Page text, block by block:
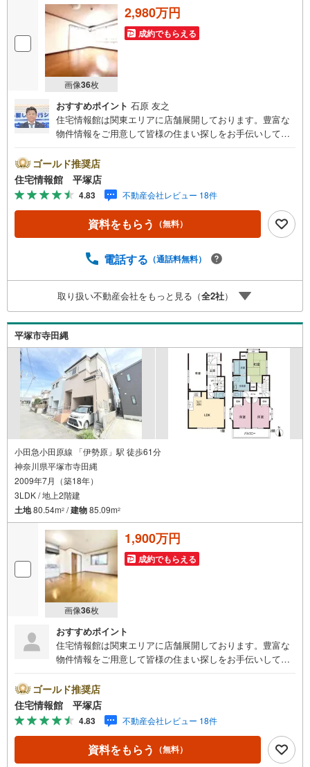
画像36枚
2,980万円
成約でもらえる
おすすめポイント 石原 友之
住宅情報館は関東エリアに店舗展開しております。豊富な
物件情報をご用意して皆様の住まい探しをお手伝いしてお
さい。住宅ローン相談会も同時開催中無理のない住宅ロー
ンの試算やご購入の際にかかる諸費用の概算も行っており
ます。しっかりとした資金計画のアドバイスをさせて頂き
ますので、お気軽にご相談ください。
ゴールド推奨店
住宅情報館 平塚店
4.83 不動産会社レビュー 18件
資料をもらう （無料）
電話する （通話料無料）
取り扱い不動産会社をもっと見る（全2社）
平塚市寺田縄
小田急小田原線 「伊勢原」駅 徒歩61分
神奈川県平塚市寺田縄
2009年7月（築18年）
3LDK / 地上2階建
土地80.54m2 /建物85.09m2
画像36枚
1,900万円
成約でもらえる
おすすめポイント
住宅情報館は関東エリアに店舗展開しております。豊富な
物件情報をご用意して皆様の住まい探しをお手伝いしてお
さい。【営業時間 10:00～19:00 火曜・水曜（祝日の場
合は営業いたします）】「資料請求」「内覧」のお問い合
わせは上記時間内ですとスムーズにご対応が可能です。ス
タッフ一同お客様のお問合せをお待ちしております。【住
宅ローン相談会】開催中無理のない住宅ローンの試算やご
購入の際にかかる諸費用の概算も行っております。しっか
ゴールド推奨店
住宅情報館 平塚店
4.83 不動産会社レビュー 18件
資料をもらう （無料）